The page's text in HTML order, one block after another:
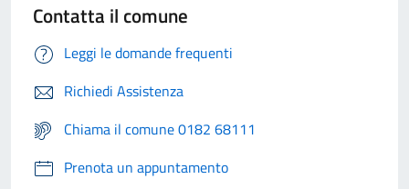
Contatta il comune
Leggi le domande frequenti
Richiedi Assistenza
Chiama il comune 0182 68111
Prenota un appuntamento